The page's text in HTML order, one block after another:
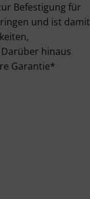
Befestigung für
und ist damit
hinaus
Garantie*